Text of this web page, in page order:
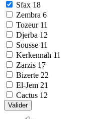
Sfax 18
Zembra 6
Tozeur 11
Djerba 12
Sousse 11
Kerkennah 11
Zarzis 17
Bizerte 22
El-Jem 21
Cactus 12
Valider